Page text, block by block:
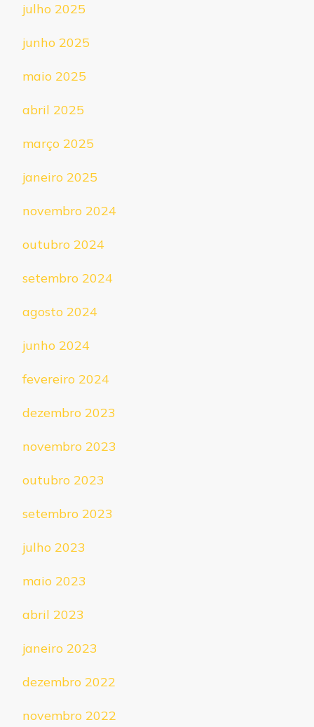
julho 2025
junho 2025
maio 2025
abril 2025
março 2025
janeiro 2025
novembro 2024
outubro 2024
setembro 2024
agosto 2024
junho 2024
fevereiro 2024
dezembro 2023
novembro 2023
outubro 2023
setembro 2023
julho 2023
maio 2023
abril 2023
janeiro 2023
dezembro 2022
novembro 2022